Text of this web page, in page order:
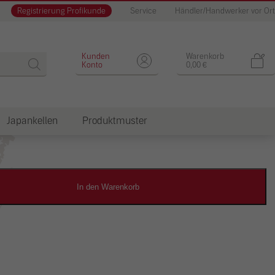
Registrierung Profikunde Service Händler/Handwerker vor Ort
Warenkorb
0,00 €
Kunden
Konto
Japankellen Produktmuster
Farbspachtel
In den Warenkorb